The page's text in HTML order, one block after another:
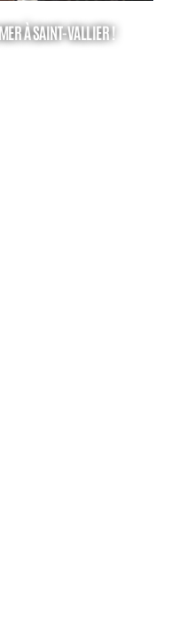
À SAINT-VALLIER !